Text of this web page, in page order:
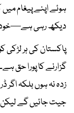
ہوئے اپنے پیغام
دیکھ رہی
پاکستان کی ہر لڑکی
گزارنے کا پورا حق
زدہ نہ ہوں بلکہ
جیت جائیں گے لیکن